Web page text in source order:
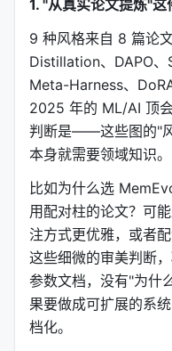
（
matplotlib 脚本模板。
2. 两种使用模式：
Mode 1: plot-from-
据"
你说："用
AI 会： 1. 读取
读取你提供的数据（
板脚本，生成
Mode 2: plot-from-
1. "从真实论文提炼"
9 种风格来自 8 篇论
Distillation、DAPO、
Meta-Harness、
2025 年的 ML/AI 顶
判断是——这些图的"
本身就需要领域知识。
比如为什么选
用配对柱的论文？可
注方式更优雅，或者
这些细微的审美判断，
参数文档，没有"为什
果要做成可扩展的系
档化。